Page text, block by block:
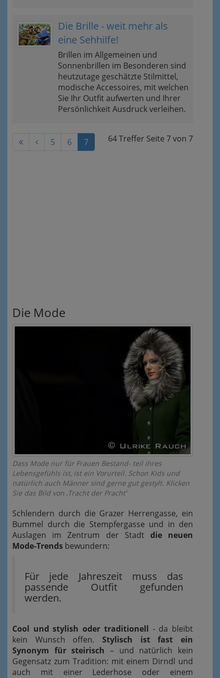
Die Brille - weit mehr als
eine Sehhilfe!
Brillen im Allgemeinen und
Sonnenbrillen im Besonderen sind
heutzutage geschätzte Stilmittel,
modische Accessoires, mit welchen
Sie Ihr Outfit aufwerten und Ihrer
Persönlichkeit Ausdruck verleihen.
64 Treffer Seite 7von 7
5 6 7
Die Mode
Dass Mode nur für Frauen Bestand- teil ihres
Lebensgefühls ist, ist ein Vorurteil. Schon Kids und
natürlich auch Männer sind gerne gut gestylt. Klicken
Sie das Bild von ‚Tracht der Pracht'
Schlendern durch die Grazer Herrengasse, ein
Bummel durch die Stempfergasse und in den
Auslagen im Zentrum der Stadt die neuen
Mode-Trends bewundern:
Für jede Jahreszeit muss das
passende Outfit gefunden
werden.
Cool und stylish oder traditionell - da bleibt
kein Wunsch offen. Stylisch ist fast ein
Synonym für steirisch – und natürlich kein
Gegensatz zum Tradition: mit einem Dirndl und
auch mit einer Lederhose oder einem